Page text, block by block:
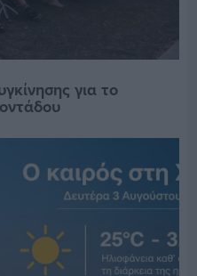
για το